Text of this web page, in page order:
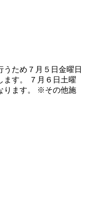
ため７月５日金曜日
ます。 ７月６日土曜
ります。 ※その他施